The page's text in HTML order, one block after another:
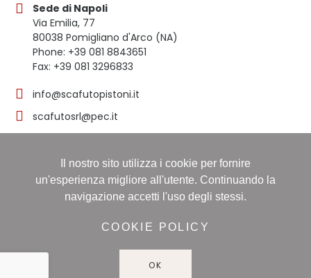
Sede di Napoli
Via Emilia, 77
80038 Pomigliano d'Arco (NA)
Phone: +39 081 8843651
Fax: +39 081 3296833
info@scafutopistoni.it
scafutosrl@pec.it
© 2023 SCAFUTO S.R.L. | TUTTI I DIRITTI RISERVATI | P.
IVA 03536691219
16/11/1998, Numero REA: NA-608490 - Capitale sociale:
60.000,00 i.v
Il nostro sito utilizza i cookie per fornire
un'esperienza migliore all'utente. Continuando la
navigazione accetti l'uso degli stessi.
COOKIE POLICY
OK